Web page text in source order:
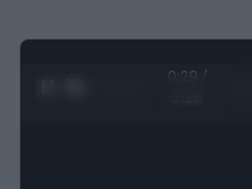
0:30 /